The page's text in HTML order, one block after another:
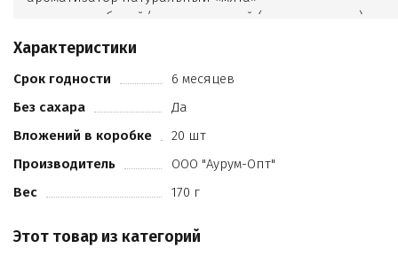
воск карнаубский/воск пчелиный (глазирователь)
Характеристики
Срок годности
6 месяцев
Без сахара
Да
Вложений в коробке
20 шт
Производитель
ООО "Аурум-Опт"
Вес
170 г
Этот товар из категорий